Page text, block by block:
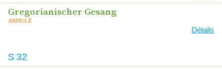
Gregorianischer Gesang
ANNULÉ
Détails
S 32